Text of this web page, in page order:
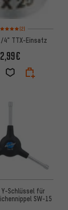
5 von 5
(2)
4" TTX-Einsatz
2,99€
Y-Schlüssel für
SW-15